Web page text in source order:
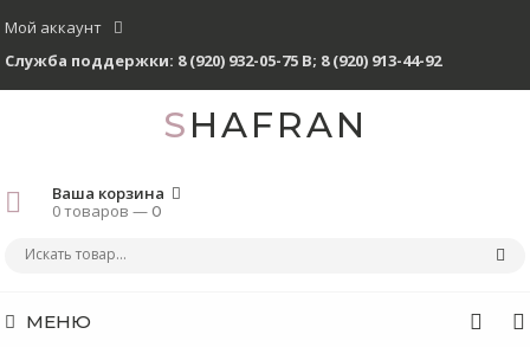
Мой аккаунт
Служба поддержки: 8 (920) 932-05-75 В; 8 (920) 913-44-92
SHAFRAN
Ваша корзина
0 товаров —0
МЕНЮ